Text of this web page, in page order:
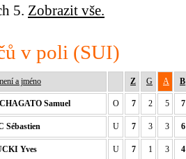
5. Zobrazit vše.
v poli (SUI)
a jméno Z G A B
Samuel O 7 2 5 7
Sébastien U 7 3 3 6
Yves U 7 1 3 4